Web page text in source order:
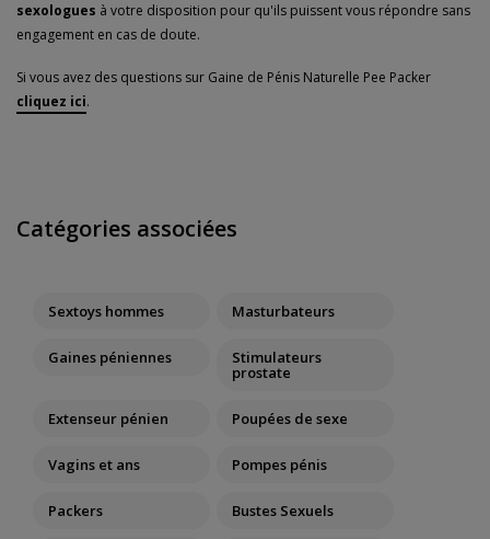
sexologues à votre disposition pour qu'ils puissent vous répondre sans
engagement en cas de doute.
Si vous avez des questions sur Gaine de Pénis Naturelle Pee Packer
cliquez ici.
Catégories associées
Sextoys hommes Masturbateurs
Gaines péniennes Stimulateurs
prostate
Extenseur pénien Poupées de sexe
Vagins et ans Pompes pénis
Packers Bustes Sexuels